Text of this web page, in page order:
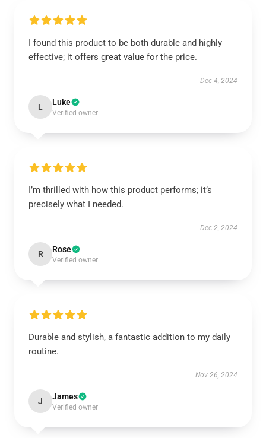
I found this product to be both durable and highly
effective; it offers great value for the price.
Dec 4, 2024
L Luke
Verified owner
I’m thrilled with how this product performs; it’s
precisely what I needed.
Dec 2, 2024
R Rose
Verified owner
Durable and stylish, a fantastic addition to my daily
routine.
Nov 26, 2024
J James
Verified owner